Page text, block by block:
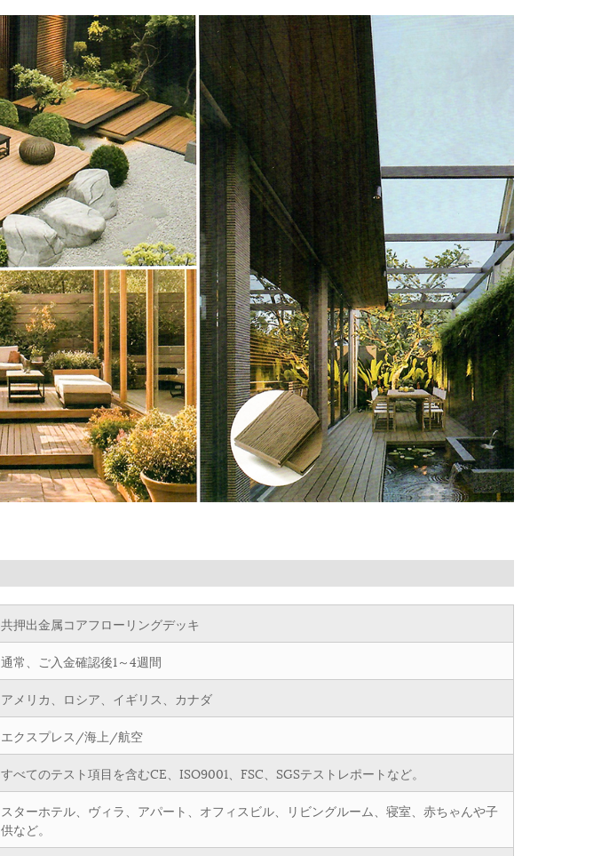
共押出金属コアフローリングデッキ
通常、ご入金確認後1～4週間
アメリカ、ロシア、イギリス、カナダ
エクスプレス/海上/航空
すべてのテスト項目を含むCE、ISO9001、FSC、SGSテストレポートなど。
スターホテル、ヴィラ、アパート、オフィスビル、リビングルーム、寝室、赤ちゃんや子
供など。